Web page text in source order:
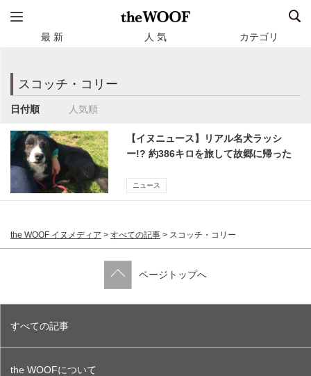
最 新 人 気 カテゴリ
スコッチ・コリー
日付順 人気順
【イヌニュース】リアル名犬ラッシ
ー!? 約386キロを旅して故郷に帰った
ニュース
the WOOF イヌメディア > すべての記事 > スコッチ・コリー
ページトップへ
すべての記事
the WOOFについて